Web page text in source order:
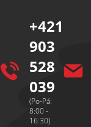
+421
903
528
039
(Po-Pá:
8:00 -
16:30)